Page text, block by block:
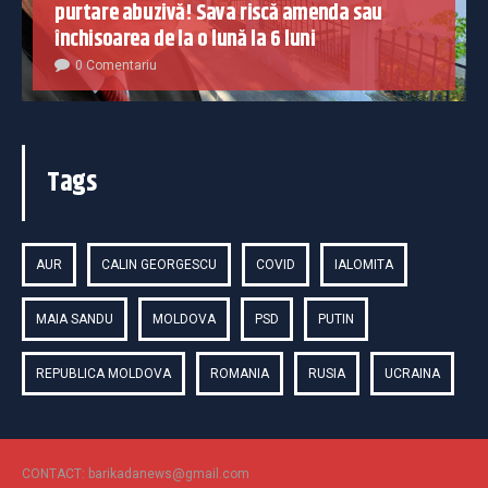
purtare abuzivă! Sava riscă amenda sau
închisoarea de la o lună la 6 luni
0 Comentariu
Tags
AUR CALIN GEORGESCU COVID IALOMITA
MAIA SANDU MOLDOVA PSD PUTIN
REPUBLICA MOLDOVA ROMANIA RUSIA UCRAINA
CONTACT: barikadanews@gmail.com